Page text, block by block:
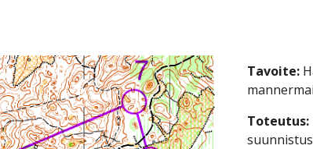
Tavoite:
Toteutus: